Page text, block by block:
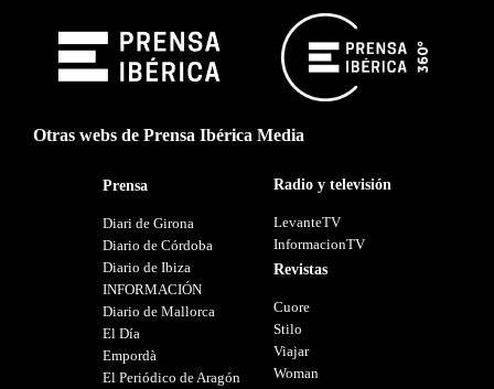
Otras webs de Prensa Ibérica Media
Prensa
Diari de Girona
Diario de Córdoba
Diario de Ibiza
INFORMACIÓN
Diario de Mallorca
El Día
Empordà
El Periódico de Aragón
Radio y televisión
LevanteTV
InformacionTV
Revistas
Cuore
Stilo
Viajar
Woman